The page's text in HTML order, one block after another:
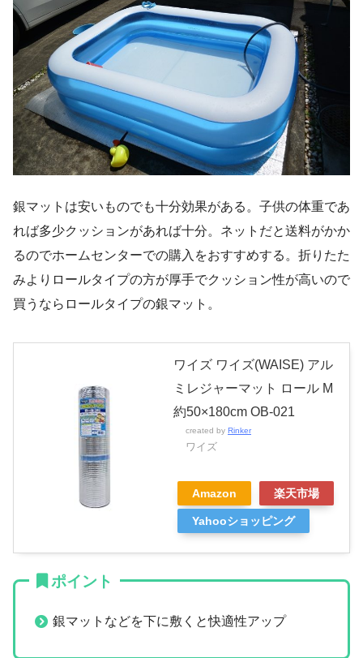
銀マットは安いものでも十分効果がある。子供の体重であ
れば多少クッションがあれば十分。ネットだと送料がかか
るのでホームセンターでの購入をおすすめする。折りたた
みよりロールタイプの方が厚手でクッション性が高いので
買うならロールタイプの銀マット。
ワイズ ワイズ(WAISE) アル
ミレジャーマット ロール M
約50×180cm OB-021
created by Rinker
ワイズ
Amazon 楽天市場
Yahooショッピング
ポイント
銀マットなどを下に敷くと快適性アップ